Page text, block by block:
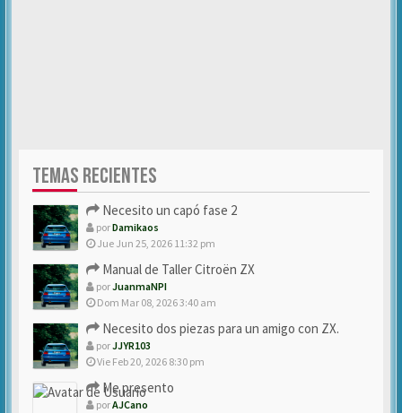
TEMAS RECIENTES
Necesito un capó fase 2
porDamikaos
Jue Jun 25, 2026 11:32 pm
Manual de Taller Citroën ZX
porJuanmaNPI
Dom Mar 08, 2026 3:40 am
Necesito dos piezas para un amigo con ZX.
porJJYR103
Vie Feb 20, 2026 8:30 pm
Me presento
porAJCano